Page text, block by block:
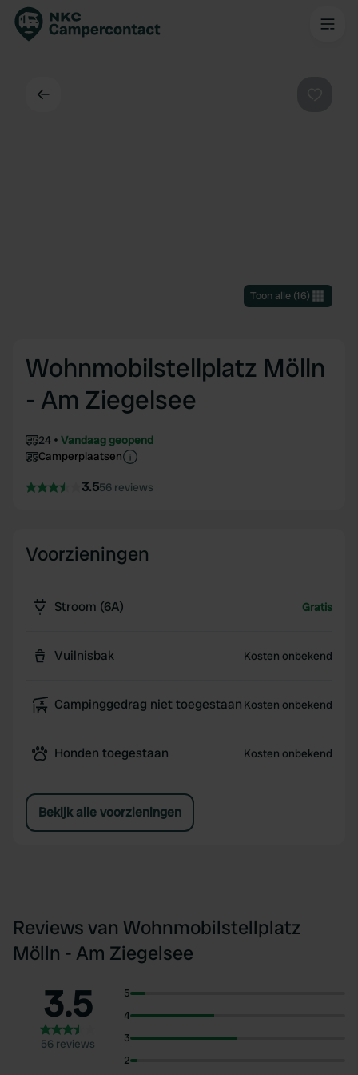
Toon alle(16)
Wohnmobilstellplatz Mölln
- Am Ziegelsee
24
Vandaag geopend
Camperplaatsen
3.556 reviews
Voorzieningen
Stroom (6A) Gratis
Vuilnisbak Kosten onbekend
Campinggedrag niet toegestaan Kosten onbekend
Honden toegestaan Kosten onbekend
Bekijk alle voorzieningen
Reviews van Wohnmobilstellplatz
Mölln - Am Ziegelsee
3.5
56 reviews
5
4
3
2